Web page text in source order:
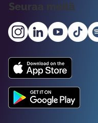
Seuraa meitä